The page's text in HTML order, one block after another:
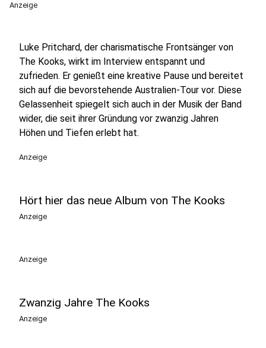
Anzeige
Luke Pritchard, der charismatische Frontsänger von
The Kooks, wirkt im Interview entspannt und
zufrieden. Er genießt eine kreative Pause und bereitet
sich auf die bevorstehende Australien-Tour vor. Diese
Gelassenheit spiegelt sich auch in der Musik der Band
wider, die seit ihrer Gründung vor zwanzig Jahren
Höhen und Tiefen erlebt hat.
Anzeige
Hört hier das neue Album von The Kooks
Anzeige
Anzeige
Zwanzig Jahre The Kooks
Anzeige